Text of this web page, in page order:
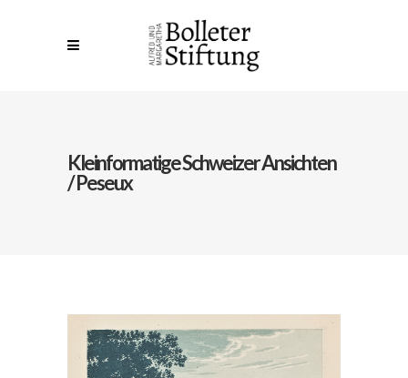
Kleinformatige Schweizer Ansichten
/ Peseux